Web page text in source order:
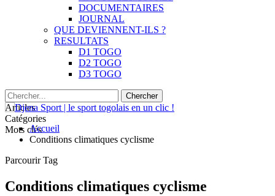
DOCUMENTAIRES
JOURNAL
QUE DEVIENNENT-ILS ?
RESULTATS
D1 TOGO
D2 TOGO
D3 TOGO
Articles
Catégories
Mots clésAccueil
Conditions climatiques cyclisme
Parcourir Tag
Conditions climatiques cyclisme